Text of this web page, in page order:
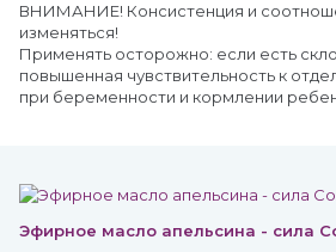
ВНИМАНИЕ! Консистенция и
изменяться!
Применять осторожно: если есть
повышенная чувствительность к
при беременности и кормлении
Эфирное масло апельсина - сила